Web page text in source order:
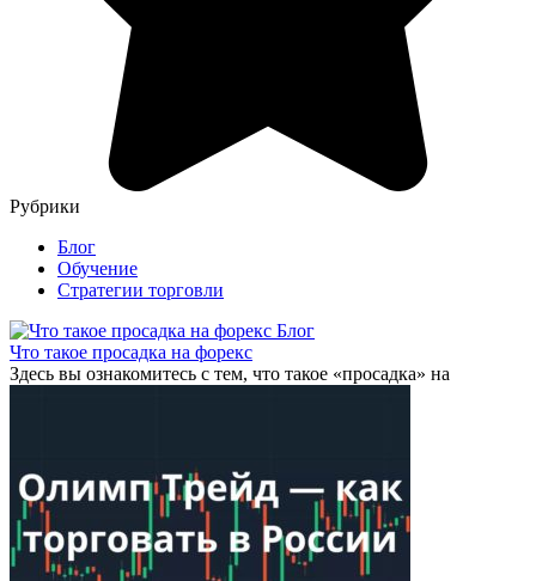
Рубрики
Блог
Обучение
Стратегии торговли
Блог
Что такое просадка на форекс
Здесь вы ознакомитесь с тем, что такое «просадка» на